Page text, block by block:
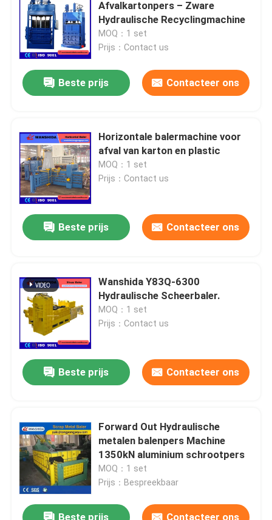
Afvalkartonpers – Zware
Hydraulische Recyclingmachine
MOQ：1 set
Prijs：Contact us
Beste prijs Contacteer ons
Horizontale balermachine voor
afval van karton en plastic
MOQ：1 set
Prijs：Contact us
Beste prijs Contacteer ons
Wanshida Y83Q-6300
Hydraulische Scheerbaler.
MOQ：1 set
Prijs：Contact us
Beste prijs Contacteer ons
Forward Out Hydraulische
metalen balenpers Machine
1350kN aluminium schrootpers
MOQ：1 set
Prijs：Bespreekbaar
Beste prijs Contacteer ons